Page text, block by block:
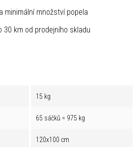
minimální množství popela
30 km od prodejního skladu
15 kg
65 sáčků = 975 kg
120x100 cm